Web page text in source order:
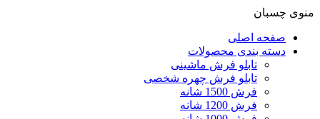
منوی چسبان
صفحه اصلی
دسته بندی محصولات
تابلو فرش ماشینی
تابلو فرش چهره شخصی
فرش 1500 شانه
فرش 1200 شانه